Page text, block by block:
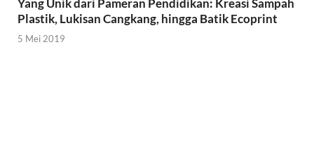
Yang Unik dari Pameran Pendidikan: Kreasi Sampah
Plastik, Lukisan Cangkang, hingga Batik Ecoprint
5 Mei 2019